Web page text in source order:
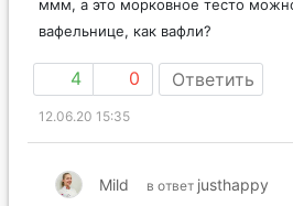
ммм, а это морковное тесто
вафельнице, как вафли?
4 0 Ответить
12.06.20 15:35
Mild в ответ justhappy